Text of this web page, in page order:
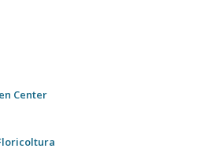
Center